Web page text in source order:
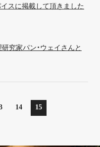
スに掲載して頂きました
究家パン・ウェイさんと
14 15